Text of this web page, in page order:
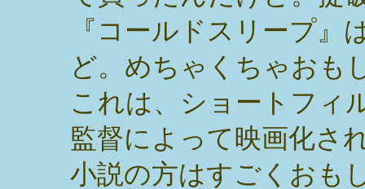
『コールドスリープ』
ど。めちゃくちゃおも
これは、ショートフィ
監督によって映画化さ
小説の方はすごくおも